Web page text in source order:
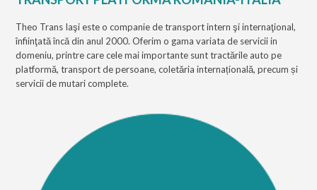
Theo Trans Iaşi este o companie de transport intern şi internaţional,
înfiinţată încă din anul 2000. Oferim o gama variata de servicii in
domeniu, printre care cele mai importante sunt tractările auto pe
platformă, transport de persoane, coletăria internațională, precum și
servicii de mutari complete.